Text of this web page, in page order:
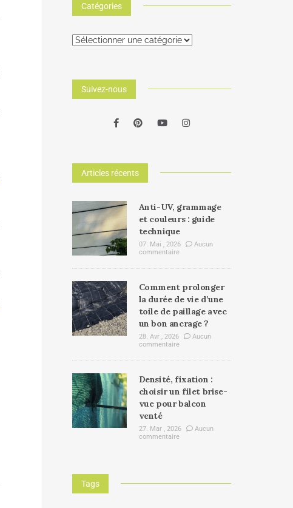
Catégories
Suivez-nous
Articles récents
Anti-UV, grammage
et couleurs : guide
technique
07. Mai , 2026
Aucun
commentaire
Comment prolonger
la durée de vie d’une
toile de paillage avec
un bon ancrage ?
28. Avr , 2026
Aucun
commentaire
Densité, fixation :
choisir un filet brise-
vue pour balcon
venté
27. Mar , 2026
Aucun
commentaire
Tags